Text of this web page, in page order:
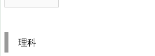
理科